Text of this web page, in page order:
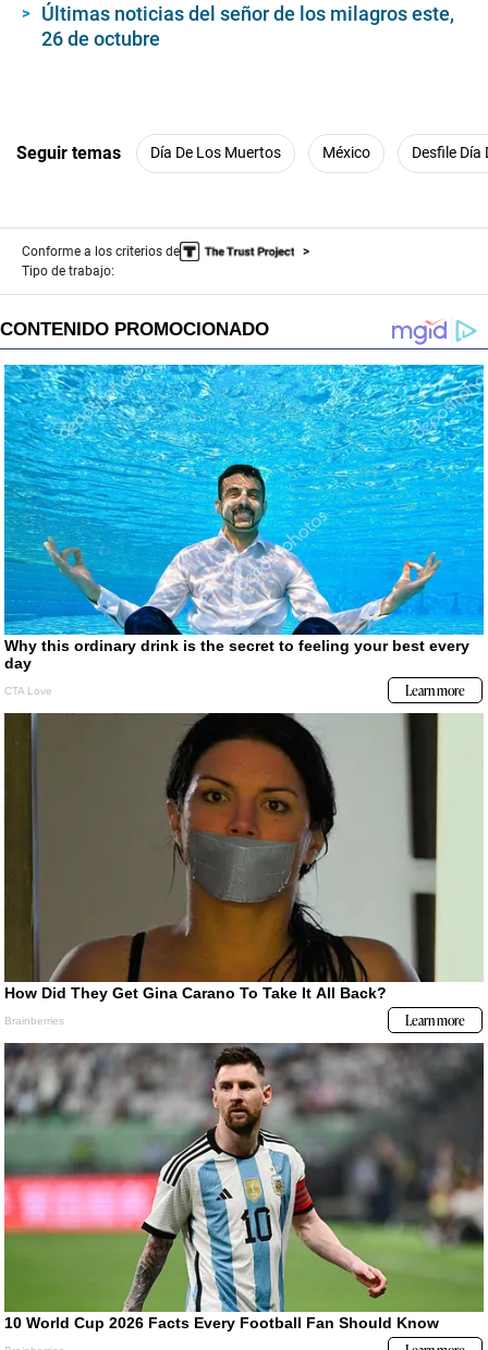
Últimas noticias del señor de los milagros este,
26 de octubre
Seguir temas Día De Los Muertos México Desfile Día
Conforme a los criterios de
Tipo de trabajo: